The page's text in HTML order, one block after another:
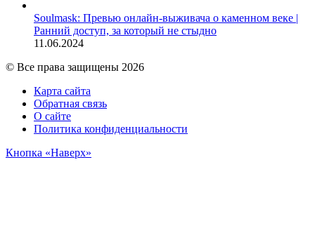
Soulmask: Превью онлайн-выживача о каменном веке |
Ранний доступ, за который не стыдно
11.06.2024
© Все права защищены 2026
Карта сайта
Обратная связь
О сайте
Политика конфиденциальности
Кнопка «Наверх»